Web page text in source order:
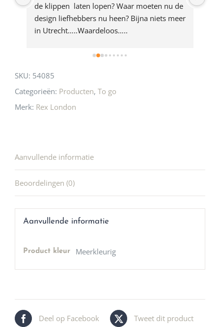
de klippen  laten lopen? Waar moeten nu de
design liefhebbers nu heen? Bijna niets meer
in Utrecht…..Waardeloos…..
SKU: 54085
Categorieën: Producten, To go
Merk: Rex London
Aanvullende informatie
Beoordelingen (0)
Aanvullende informatie
Product kleur Meerkleurig
Deel op Facebook Tweet dit product